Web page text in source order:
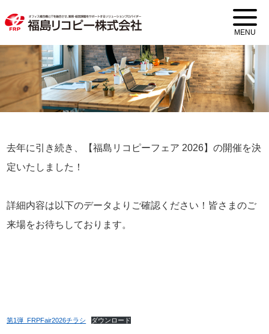
MENU
去年に引き続き、【福島リコピーフェア 2026】の開催を決
定いたしました！
詳細内容は以下のデータよりご確認ください！皆さまのご
来場をお待ちしております。
第1弾_FRPFair2026チラシ ダウンロード